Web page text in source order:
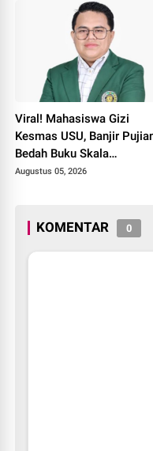
Nasionalisme dan Green
Policing Jelang HUT RI Ke-
Viral! Mahasiswa Gizi
Kesmas USU, Banjir
Bedah Buku Skala
International dari 70 Ribu
Augustus 05, 2026
KOMENTAR 0